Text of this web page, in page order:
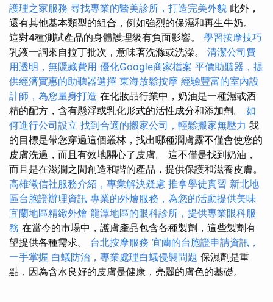
護理之家服務 尋找專業的醫美診所，打造完美外貌 此外，
還有其他基本類型的組合，例如強烈的保濕和再生牛奶。
這對4種測試產品的身體護理級有負面影響。 學習按摩技巧
乳液一詞來自拉丁批次，意味著洗滌或洗澡。 清潔公司費
用透明，無隱藏費用 優化Google商家檔案 平價助聽器，提
供經濟實惠的助聽器選擇 東海放鬆按摩 經驗豐富的室內設
計師，為您量身打造 在化妝品行業中，奶油是一​​種濕或酒
精的配方，含有懸浮或乳化形式的活性成分和添加劑。 如
何進行公司設立 找到合適的搬家公司，輕鬆搬家無壓力 我
的目標是帶您穿過這個叢林，找出哪種潤膚露不僅會使您的
皮膚洗過，而且有效地關心了皮膚。 這不僅是找到奶油，
而且是在滋潤之間創造和諧的產品，提供保護和滋養皮膚。
高雄徵信社服務介紹，專業解決疑慮 推拿學徒實習 新北地
區台胞證辦理資訊 專業的外燴服務，為您的活動提供美味
宜蘭地區精緻外燴 龍潭地區的眼科診所，提供專業眼科服
務 在當今的市場中，護膚產品包含各種製劑，這些製劑有
望提供各種需求。 台北按摩服務 宜蘭的台胞證申請資訊，
一手掌握 白蟻防治，專業處理白蟻侵襲問題 保濕劑是重
點，因為含水良好的皮膚是健康，亮麗的膚色的基礎。